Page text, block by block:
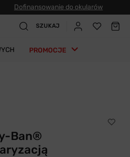
Dofinansowanie do okularów
SZUKAJ
PROMOCJE
Ban®